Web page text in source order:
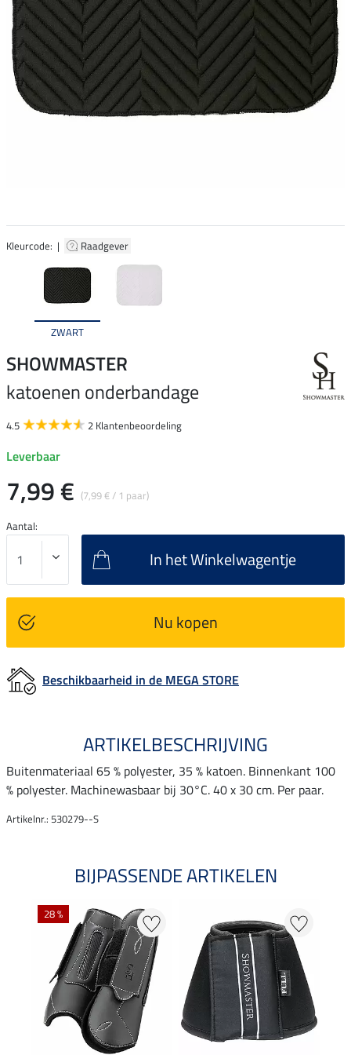
Kleurcode: | Raadgever
ZWART
SHOWMASTER
katoenen onderbandage
4.5 2 Klantenbeoordeling
Leverbaar
7,99 € (7,99 € / 1 paar)
Aantal:
In het Winkelwagentje
Nu kopen
Beschikbaarheid in de MEGA STORE
ARTIKELBESCHRIJVING
Buitenmateriaal 65 % polyester, 35 % katoen. Binnenkant 100
% polyester. Machinewasbaar bij 30°C. 40 x 30 cm. Per paar.
Artikelnr.: 530279--S
BIJPASSENDE ARTIKELEN
28 %